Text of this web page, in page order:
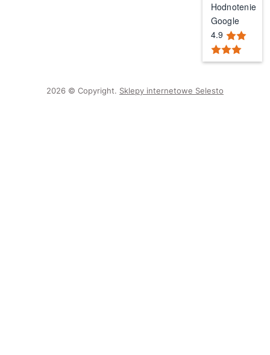
Hodnotenie
Google
4.9
2026 © Copyright. Sklepy internetowe Selesto